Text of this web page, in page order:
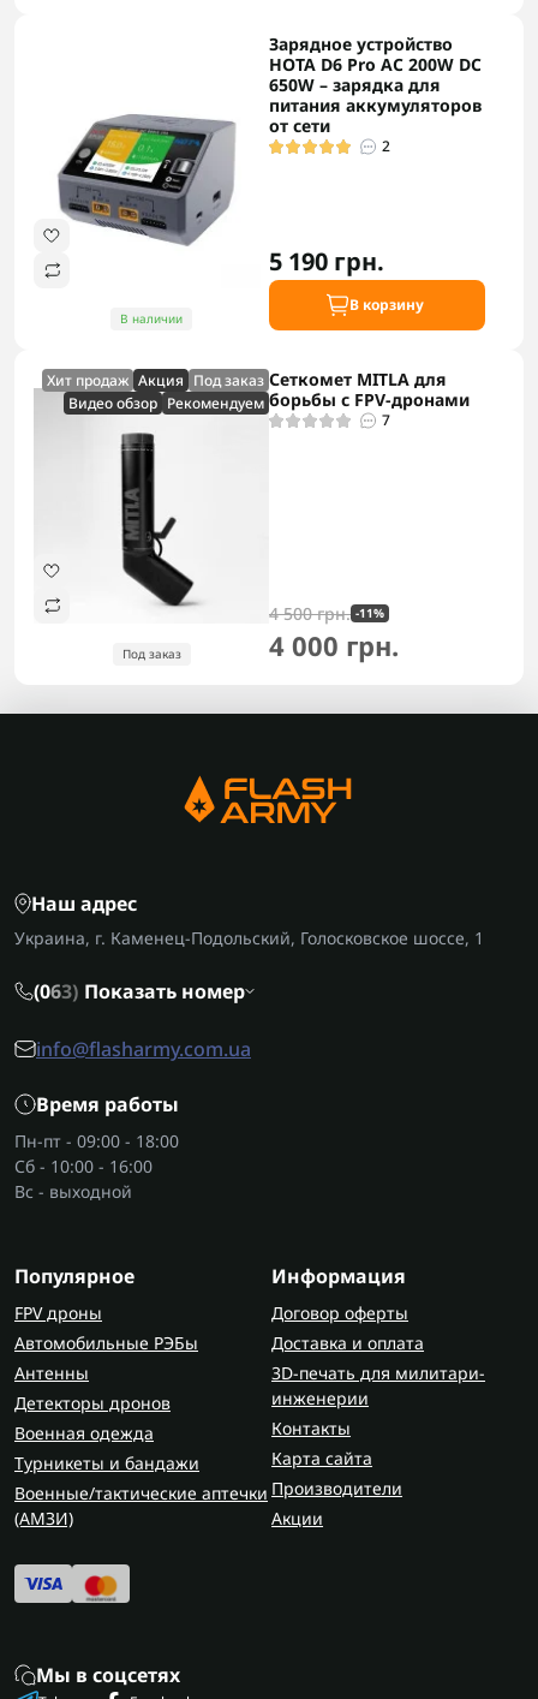
В наличии
Зарядное устройство
HOTA D6 Pro AC 200W DC
650W – зарядка для
питания аккумуляторов
от сети
2
5 190 грн.
В корзину
Хит продаж Акция Под заказ
Видео обзор Рекомендуем
Под заказ
Сеткомет MITLA для
борьбы с FPV-дронами
7
4 500 грн. -11%
4 000 грн.
Наш адрес
Украина, г. Каменец-Подольский, Голосковское шоссе, 1
(063) Показать номер
info@flasharmy.com.ua
Время работы
Пн-пт - 09:00 - 18:00
Сб - 10:00 - 16:00
Вс - выходной
Популярное
FPV дроны
Автомобильные РЭБы
Антенны
Детекторы дронов
Военная одежда
Турникеты и бандажи
Военные/тактические аптечки
(AMЗИ)
Информация
Договор оферты
Доставка и оплата
3D-печать для милитари-
инженерии
Контакты
Карта сайта
Производители
Акции
Мы в соцсетях